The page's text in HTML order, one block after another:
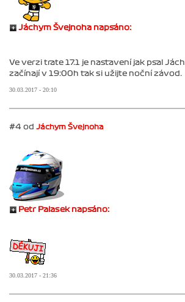
Jáchym Švejnoha napsáno:
Ve verzi trate 17.1 je nastavení jak psal
začínají v 19:00h tak si užijte noční závod.
30.03.2017 - 20:10
#4 od Jáchym Švejnoha
Petr Palasek napsáno:
30.03.2017 - 21:36